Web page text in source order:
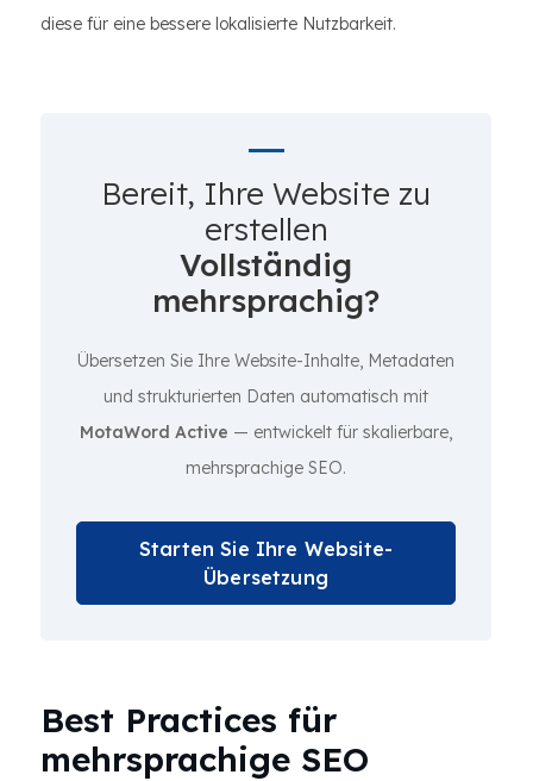
diese für eine bessere lokalisierte Nutzbarkeit.
Bereit, Ihre Website zu
erstellen
Vollständig
mehrsprachig?
Übersetzen Sie Ihre Website-Inhalte, Metadaten
und strukturierten Daten automatisch mit
MotaWord Active — entwickelt für skalierbare,
mehrsprachige SEO.
Starten Sie Ihre Website-
Übersetzung
Best Practices für
mehrsprachige SEO